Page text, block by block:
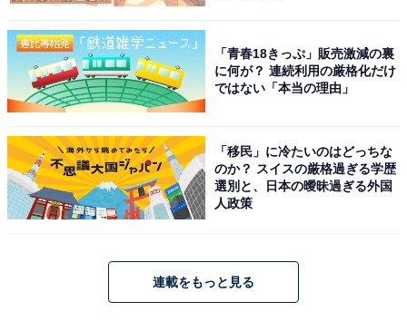
県）、「複数の滝が連なる景観が見事で、特に秋は紅葉
が映えて幻想的な雰囲気になると評判だから。ハイキン
グコースとしても人気があり、自然を満喫できそうで
す」（30代男性／北海道）、「秋は溪谷沿いの木々が美
しく紅葉し、澄んだ水の流れと相まって神秘的な景色を
作り出すから」（40代女性／兵庫県）といった声が集ま
りました。
「青春18きっぷ」販売激減の裏
に何が？ 連続利用の厳格化だけ
ではない「本当の理由」
「移民」に冷たいのはどっちな
のか？ スイスの厳格過ぎる学歴
選別と、日本の曖昧過ぎる外国
人政策
連載をもっと見る